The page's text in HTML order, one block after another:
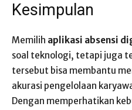
Kesimpulan
Memilih aplikasi absensi
soal teknologi, tetapi juga
tersebut bisa membantu
akurasi pengelolaan
Dengan memperhatikan